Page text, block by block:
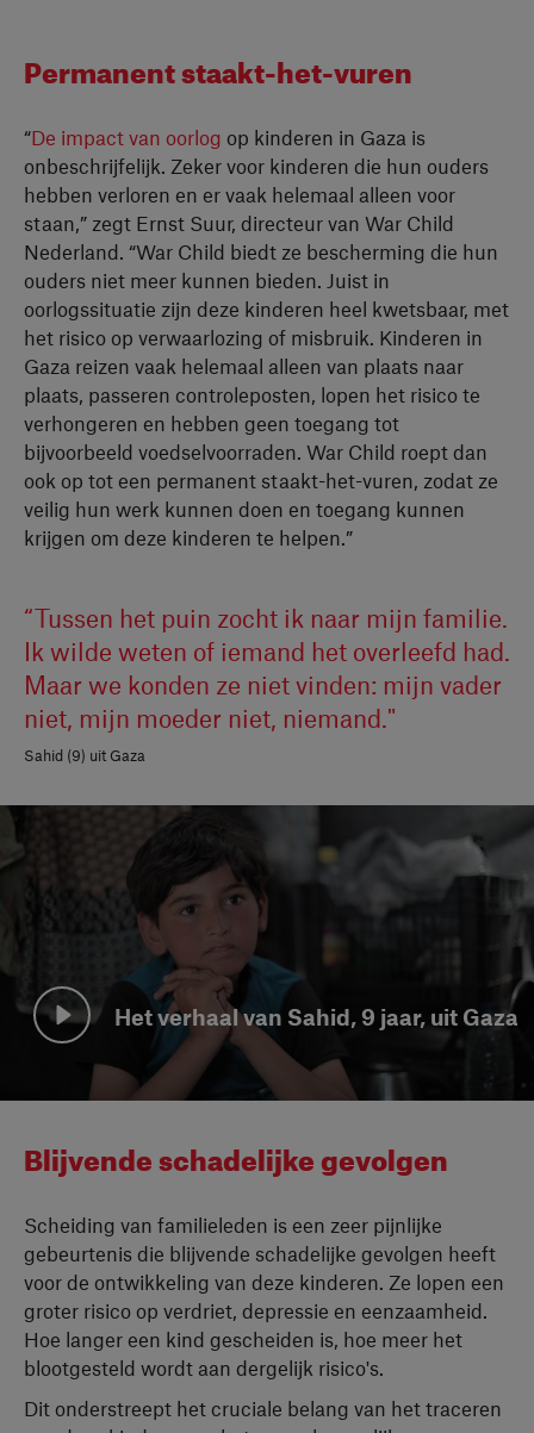
Permanent staakt-het-vuren
“De impact van oorlog op kinderen in Gaza is
onbeschrijfelijk. Zeker voor kinderen die hun ouders
hebben verloren en er vaak helemaal alleen voor
staan,” zegt Ernst Suur, directeur van War Child
Nederland. “War Child biedt ze bescherming die hun
ouders niet meer kunnen bieden. Juist in
oorlogssituatie zijn deze kinderen heel kwetsbaar, met
het risico op verwaarlozing of misbruik. Kinderen in
Gaza reizen vaak helemaal alleen van plaats naar
plaats, passeren controleposten, lopen het risico te
verhongeren en hebben geen toegang tot
bijvoorbeeld voedselvoorraden. War Child roept dan
ook op tot een permanent staakt-het-vuren, zodat ze
veilig hun werk kunnen doen en toegang kunnen
krijgen om deze kinderen te helpen.”
“Tussen het puin zocht ik naar mijn familie.
Ik wilde weten of iemand het overleefd had.
Maar we konden ze niet vinden: mijn vader
niet, mijn moeder niet, niemand."
Sahid (9) uit Gaza
Het verhaal van Sahid, 9 jaar, uit Gaza
Blijvende schadelijke gevolgen
Scheiding van familieleden is een zeer pijnlijke
gebeurtenis die blijvende schadelijke gevolgen heeft
voor de ontwikkeling van deze kinderen. Ze lopen een
groter risico op verdriet, depressie en eenzaamheid.
Hoe langer een kind gescheiden is, hoe meer het
blootgesteld wordt aan dergelijk risico's.
Dit onderstreept het cruciale belang van het traceren